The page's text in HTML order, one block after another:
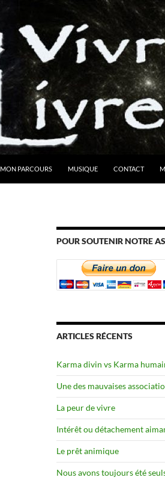
MON PARCOURS MUSIQUE CONTACT
POUR SOUTENIR NOTRE
ARTICLES RÉCENTS
Karma divin vs Karma
Une des mauvaises
La peur de vivre
Intérêt ou détachement
Le prêt animique
Nous avons toujours été